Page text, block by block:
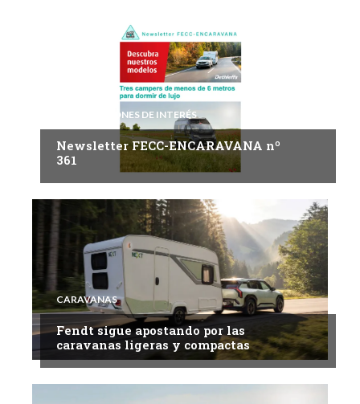
INFORMACIONES DE INTERÉS
Newsletter FECC-ENCARAVANA nº
361
CARAVANAS
Fendt sigue apostando por las
caravanas ligeras y compactas